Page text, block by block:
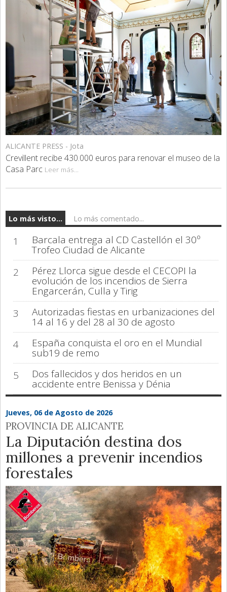
ALICANTE PRESS - Jota
Crevillent recibe 430.000 euros para renovar el museo de la
Casa Parc Leer más...
Lo más visto... Lo más comentado...
1 Barcala entrega al CD Castellón el 30º
Trofeo Ciudad de Alicante
2
Pérez Llorca sigue desde el CECOPI la
evolución de los incendios de Sierra
Engarcerán, Culla y Tirig
3
Autorizadas fiestas en urbanizaciones del
14 al 16 y del 28 al 30 de agosto
4
España conquista el oro en el Mundial
sub19 de remo
5
Dos fallecidos y dos heridos en un
accidente entre Benissa y Dénia
Jueves, 06 de Agosto de 2026
PROVINCIA DE ALICANTE
La Diputación destina dos
millones a prevenir incendios
forestales